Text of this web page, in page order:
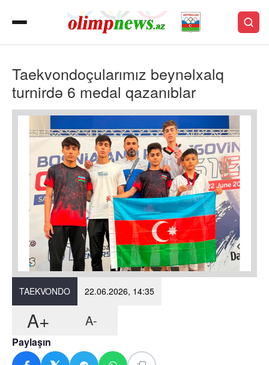
Taekvondoçularımız beynəlxalq
turnirdə 6 medal qazanıblar
TAEKVONDO 22.06.2026, 14:35
A+ A-
Paylaşın